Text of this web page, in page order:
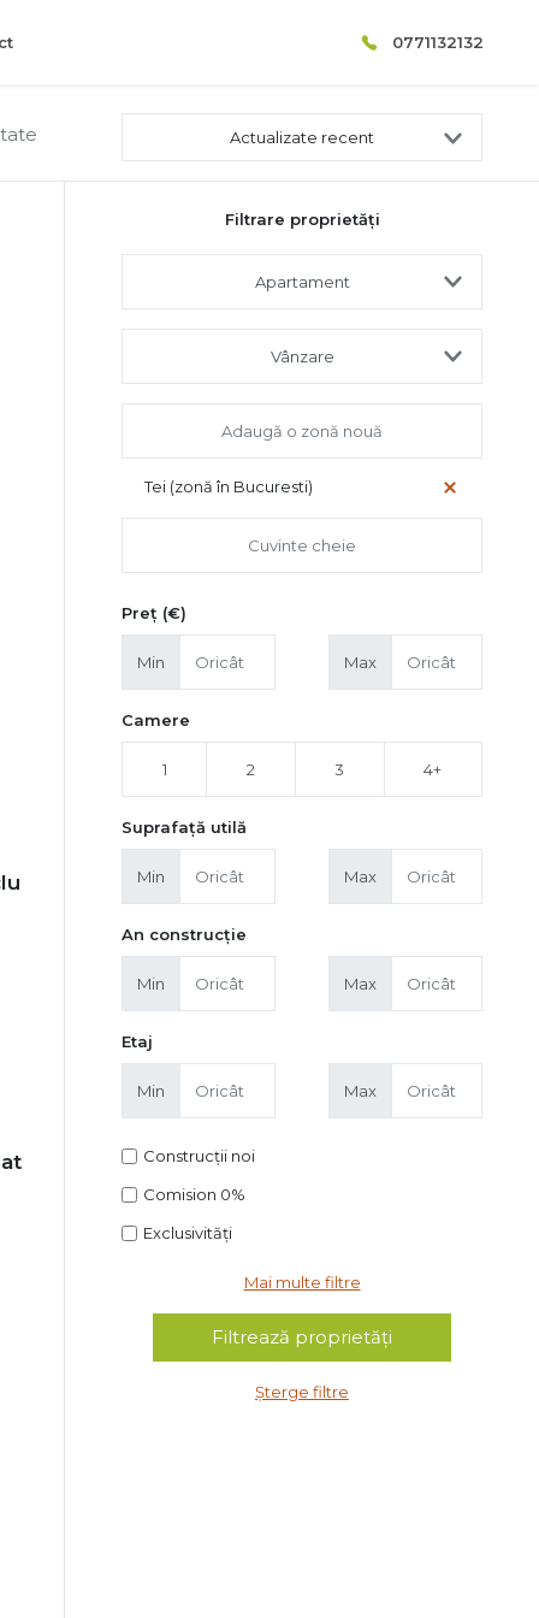
0771132132
Actualizate recent
Filtrare proprietăți
Apartament
Vânzare
Tei (zonă în Bucuresti)
Preț (€)
Min Max
Camere
1 2 3 4+
Suprafață utilă
Min Max
An construcție
Min Max
Etaj
Min Max
Construcții noi
Comision 0%
Exclusivități
Mai multe filtre
Șterge filtre